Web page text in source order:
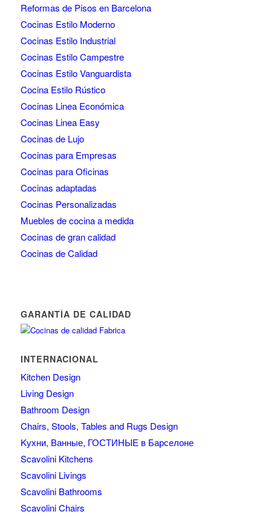
Reformas de Pisos en Barcelona
Cocinas Estilo Moderno
Cocinas Estilo Industrial
Cocinas Estilo Campestre
Cocinas Estilo Vanguardista
Cocina Estilo Rústico
Cocinas Linea Económica
Cocinas Linea Easy
Cocinas de Lujo
Cocinas para Empresas
Cocinas para Oficinas
Cocinas adaptadas
Cocinas Personalizadas
Muebles de cocina a medida
Cocinas de gran calidad
Cocinas de Calidad
GARANTÍA DE CALIDAD
INTERNACIONAL
Kitchen Design
Living Design
Bathroom Design
Chairs, Stools, Tables and Rugs Design
Kухни, Ванные, ГОСТИНЫЕ в Барселоне
Scavolini Kitchens
Scavolini Livings
Scavolini Bathrooms
Scavolini Chairs